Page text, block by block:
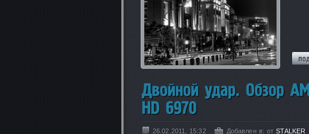
26.02.2011, 15:32 Добавлен в:отSTALKER